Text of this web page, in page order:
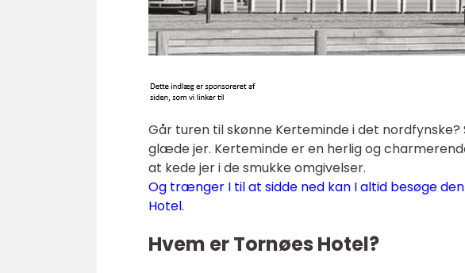
Går turen til skønne Kerteminde i det
glæde jer. Kerteminde er en herlig og
at kede jer i de smukke omgivelser.
Og trænger I til at sidde ned kan I altid besøge
Hotel.
Hvem er Tornøes Hotel?